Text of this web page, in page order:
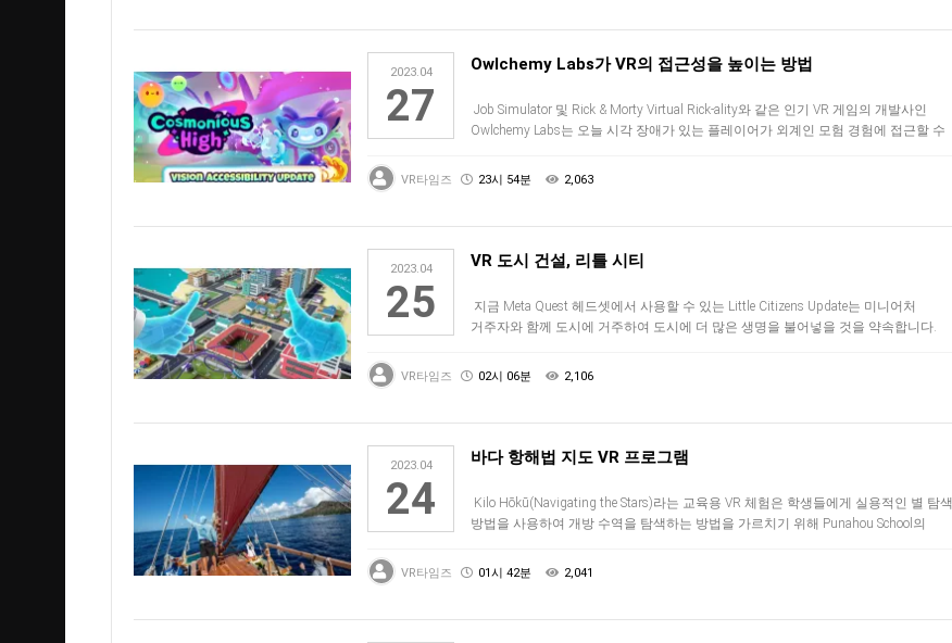
2023.04
27
Owlchemy Labs가 VR의 접근성을 높이는 방법
Job Simulator 및 Rick & Morty Virtual Rick-ality와 같은 인기 VR 게임의 개발사인
Owlchemy Labs는 오늘 시각 장애가 있는 플레이어가 외계인 모험 경험에 접근할 수
VR타임즈 23시 54분 2,063
2023.04
25
VR 도시 건설, 리틀 시티
지금 Meta Quest 헤드셋에서 사용할 수 있는 Little Citizens Update는 미니어처
거주자와 함께 도시에 거주하여 도시에 더 많은 생명을 불어넣을 것을 약속합니다.
VR타임즈 02시 06분 2,106
2023.04
24
바다 항해법 지도 VR 프로그램
Kilo Hōkū(Navigating the Stars)라는 교육용 VR 체험은 학생들에게 실용적인 별 탐색
방법을 사용하여 개방 수역을 탐색하는 방법을 가르치기 위해 Punahou School의
VR타임즈 01시 42분 2,041